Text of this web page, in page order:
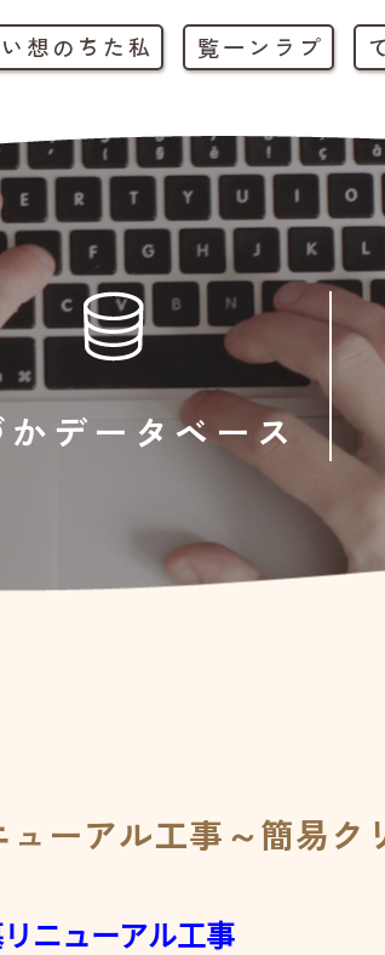
私たちの想い プラン一覧
かデータベース
ューアル工事～簡易ク
ニューアル工事